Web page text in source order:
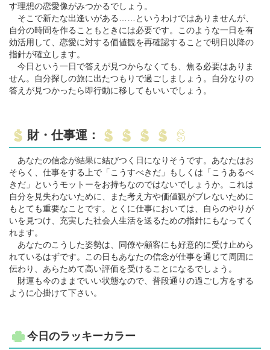
す理想の恋愛像がみつかるでしょう。
そこで新たな出逢いがある……というわけではありませんが、
自分の時間を作ることもときには必要です。このような一日を有
効活用して、恋愛に対する価値観を再確認することで明日以降の
指針が確立します。
今日という一日で答えが見つからなくても、焦る必要はありま
せん。自分探しの旅に出たつもりで過ごしましょう。自分なりの
答えが見つかったら即行動に移してもいいでしょう。
財・仕事運：
あなたの信念が結果に結びつく日になりそうです。あなたはお
そらく、仕事をする上で「こうすべきだ」もしくは「こうあるべ
きだ」というモットーをお持ちなのではないでしょうか。これは
自分を見失わないために、また考え方や価値観がブレないために
もとても重要なことです。とくに仕事においては、自らのやりが
いを見つけ、充実した社会人生活を送るための指針にもなってく
れます。
あなたのこうした姿勢は、同僚や顧客にも好意的に受け止めら
れているはずです。この日もあなたの信念が仕事を通じて周囲に
伝わり、あらためて高い評価を受けることになるでしょう。
財運も今のままでいい状態なので、普段通りの過ごし方をする
ように心掛けて下さい。
今日のラッキーカラー